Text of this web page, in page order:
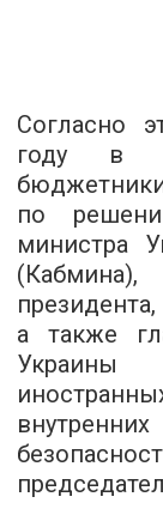
Согласно
году в
по
министра
а также